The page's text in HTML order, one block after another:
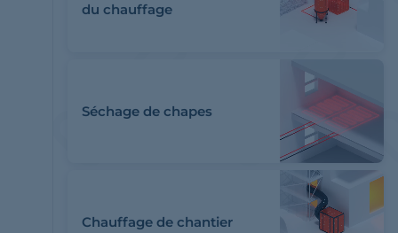
du chauffage
Séchage de chapes
Chauffage de chantier